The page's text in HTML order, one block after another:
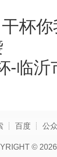
杯
-临
┊ 百度 ┊ 公
©